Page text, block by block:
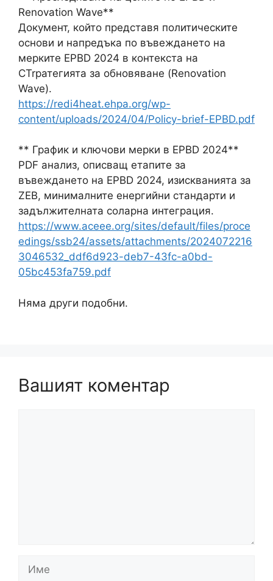
Renovation Wave**
Документ, който представя политическите
основи и напредъка по въвеждането на
мерките EPBD 2024 в контекста на
СTrратегията за обновяване (Renovation
Wave).
https://redi4heat.ehpa.org/wp-
content/uploads/2024/04/Policy-brief-EPBD.pdf
** График и ключови мерки в EPBD 2024**
PDF анализ, описващ етапите за
въвеждането на EPBD 2024, изискванията за
ZEB, минималните енергийни стандарти и
задължителната соларна интеграция.
https://www.aceee.org/sites/default/files/proce
edings/ssb24/assets/attachments/2024072216
3046532_ddf6d923-deb7-43fc-a0bd-
05bc453fa759.pdf
Няма други подобни.
Вашият коментар
Име